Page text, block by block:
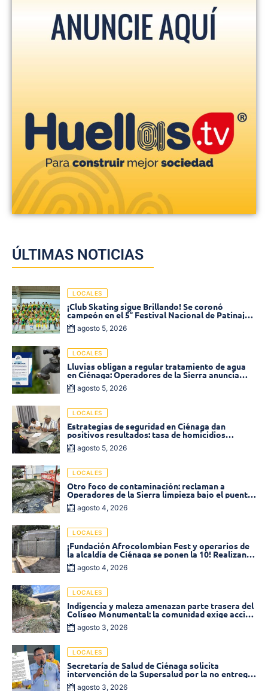
ÚLTIMAS NOTICIAS
LOCALES
¡Club Skating sigue Brillando! Se coronó
campeón en el 5° Festival Nacional de Patinaje
«Soledad sobre Ruedas»
agosto 5, 2026
LOCALES
Lluvias obligan a regular tratamiento de agua
en Ciénaga: Operadores de la Sierra anuncia
baja presión en varios sectores
agosto 5, 2026
LOCALES
Estrategias de seguridad en Ciénaga dan
positivos resultados: tasa de homicidios
disminuyó un 58% en 2026
agosto 5, 2026
LOCALES
Otro foco de contaminación: reclaman a
Operadores de la Sierra limpieza bajo el puente
de la calle 19 con carrera 11
agosto 4, 2026
LOCALES
¡Fundación Afrocolombian Fest y operarios de
la alcaldía de Ciénaga se ponen la 10! Realizan
limpieza de la parte posterior del Coliseo
Monumental
agosto 4, 2026
LOCALES
Indigencia y maleza amenazan parte trasera del
Coliseo Monumental: la comunidad exige acción
inmediata!
agosto 3, 2026
LOCALES
Secretaría de Salud de Ciénaga solicita
intervención de la Supersalud por la no entrega
de medicamentos en las EPS
agosto 3, 2026